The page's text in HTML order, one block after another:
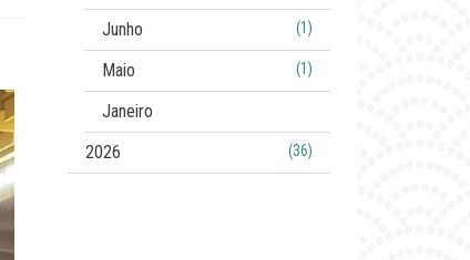
Junho
(1)
Maio (1)
Janeiro
2026
(36)